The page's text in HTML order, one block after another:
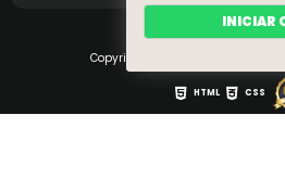
Copyright © S.O.S Pára-brisa. (Lei
HTML CSS
INICIAR